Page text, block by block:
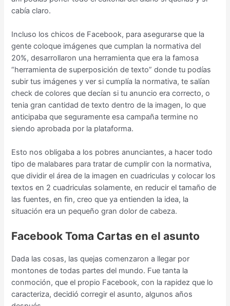
cabía claro.
Incluso los chicos de Facebook, para asegurarse que la
gente coloque imágenes que cumplan la normativa del
20%, desarrollaron una herramienta que era la famosa
“herramienta de superposición de texto” donde tu podías
subir tus imágenes y ver si cumplía la normativa, te salían
check de colores que decían si tu anuncio era correcto, o
tenia gran cantidad de texto dentro de la imagen, lo que
anticipaba que seguramente esa campaña termine no
siendo aprobada por la plataforma.
Esto nos obligaba a los pobres anunciantes, a hacer todo
tipo de malabares para tratar de cumplir con la normativa,
que dividir el área de la imagen en cuadriculas y colocar los
textos en 2 cuadriculas solamente, en reducir el tamaño de
las fuentes, en fin, creo que ya entienden la idea, la
situación era un pequeño gran dolor de cabeza.
Facebook Toma Cartas en el asunto
Dada las cosas, las quejas comenzaron a llegar por
montones de todas partes del mundo. Fue tanta la
conmoción, que el propio Facebook, con la rapidez que lo
caracteriza, decidió corregir el asunto, algunos años